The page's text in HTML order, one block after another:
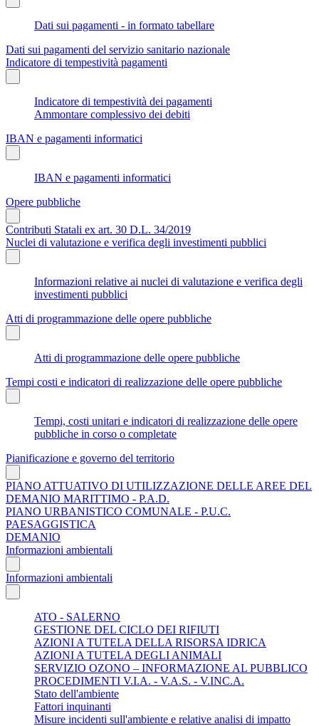
Dati sui pagamenti - in formato tabellare
Dati sui pagamenti del servizio sanitario nazionale
Indicatore di tempestività pagamenti
Indicatore di tempestività dei pagamenti
Ammontare complessivo dei debiti
IBAN e pagamenti informatici
IBAN e pagamenti informatici
Opere pubbliche
Contributi Statali ex art. 30 D.L. 34/2019
Nuclei di valutazione e verifica degli investimenti pubblici
Informazioni relative ai nuclei di valutazione e verifica degli
investimenti pubblici
Atti di programmazione delle opere pubbliche
Atti di programmazione delle opere pubbliche
Tempi costi e indicatori di realizzazione delle opere pubbliche
Tempi, costi unitari e indicatori di realizzazione delle opere
pubbliche in corso o completate
Pianificazione e governo del territorio
PIANO ATTUATIVO DI UTILIZZAZIONE DELLE AREE DEL
DEMANIO MARITTIMO - P.A.D.
PIANO URBANISTICO COMUNALE - P.U.C.
PAESAGGISTICA
DEMANIO
Informazioni ambientali
Informazioni ambientali
ATO - SALERNO
GESTIONE DEL CICLO DEI RIFIUTI
AZIONI A TUTELA DELLA RISORSA IDRICA
AZIONI A TUTELA DEGLI ANIMALI
SERVIZIO OZONO – INFORMAZIONE AL PUBBLICO
PROCEDIMENTI V.I.A. - V.A.S. - V.INC.A.
Stato dell'ambiente
Fattori inquinanti
Misure incidenti sull'ambiente e relative analisi di impatto